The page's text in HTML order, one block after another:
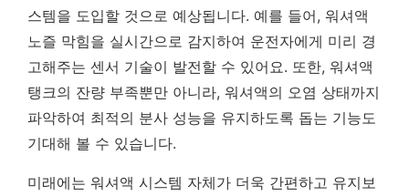
스템을 도입할 것으로 예상됩니다. 예를 들어, 워셔액
노즐 막힘을 실시간으로 감지하여 운전자에게 미리 경
고해주는 센서 기술이 발전할 수 있어요. 또한, 워셔액
탱크의 잔량 부족뿐만 아니라, 워셔액의 오염 상태까지
파악하여 최적의 분사 성능을 유지하도록 돕는 기능도
기대해 볼 수 있습니다.
미래에는 워셔액 시스템 자체가 더욱 간편하고 유지보